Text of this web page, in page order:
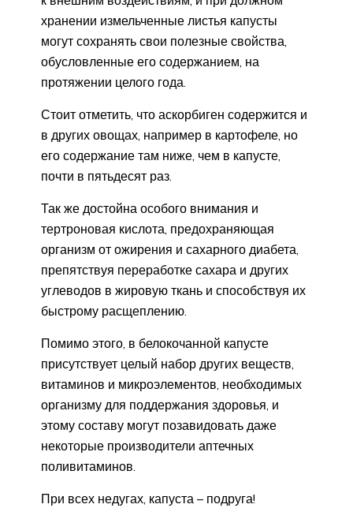
хранении измельченные листья капусты
могут сохранять свои полезные свойства,
обусловленные его содержанием, на
протяжении целого года.
Стоит отметить, что аскорбиген содержится и
в других овощах, например в картофеле, но
его содержание там ниже, чем в капусте,
почти в пятьдесят раз.
Так же достойна особого внимания и
тертроновая кислота, предохраняющая
организм от ожирения и сахарного диабета,
препятствуя переработке сахара и других
углеводов в жировую ткань и способствуя их
быстрому расщеплению.
Помимо этого, в белокочанной капусте
присутствует целый набор других веществ,
витаминов и микроэлементов, необходимых
организму для поддержания здоровья, и
этому составу могут позавидовать даже
некоторые производители аптечных
поливитаминов.
При всех недугах, капуста – подруга!